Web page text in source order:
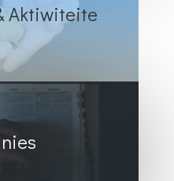
Aktiwiteite